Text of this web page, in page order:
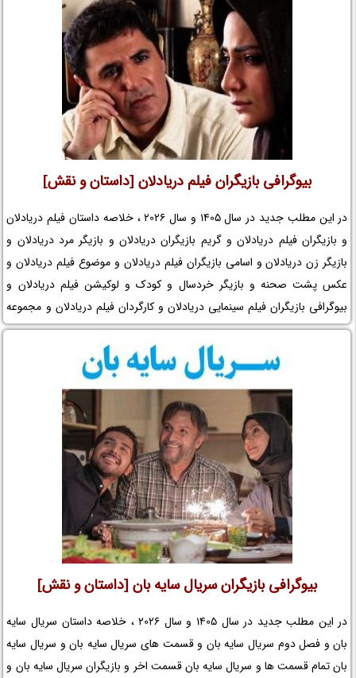
بیوگرافی بازیگران فیلم دریادلان [داستان و نقش]
در این مطلب جدید در سال 1405 و سال 2026 ، خلاصه داستان فیلم دریادلان
و بازیگران فیلم دریادلان و گریم بازیگران دریادلان و بازیگر مرد دریادلان و
بازیگر زن دریادلان و اسامی بازیگران فیلم دریادلان و موضوع فیلم دریادلان و
عکس پشت صحنه و بازیگر خردسال و کودک و لوکیشن فیلم دریادلان و
بیوگرافی بازیگران فیلم سینمایی دریادلان و کارگردان فیلم دریادلان و مجموعه
تلویزیونی دریادلان و حواشی فیلم دریادلان و افتخارات دریادلان و جوایز
دریادلان و عوامل ساخت فیلم دریادلان را در نم نمک ببینید.
بیوگرافی بازیگران سریال سایه بان [داستان و نقش]
در این مطلب جدید در سال 1405 و سال 2026 ، خلاصه داستان سریال سایه
بان و فصل دوم سریال سایه بان و قسمت های سریال سایه بان و سریال سایه
بان تمام قسمت ها و سریال سایه بان قسمت اخر و بازیگران سریال سایه بان و